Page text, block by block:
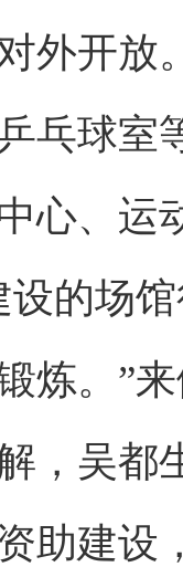
外开放
乓球室
心、运
场馆
炼。”
吴都生
助建设